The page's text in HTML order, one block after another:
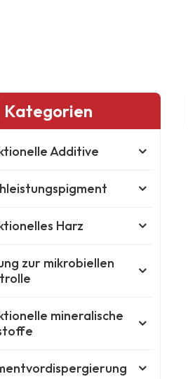
Kategorien
Additive
Harz
zur mikrobiellen
mineralische